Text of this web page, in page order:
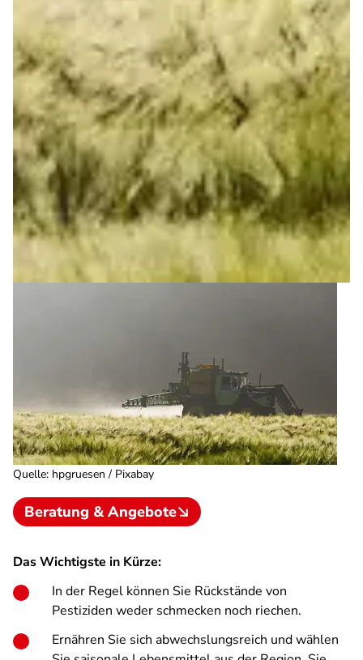
Quelle: hpgruesen / Pixabay
Beratung & Angebote
Das Wichtigste in Kürze:
In der Regel können Sie Rückstände von
Pestiziden weder schmecken noch riechen.
Ernähren Sie sich abwechslungsreich und wählen